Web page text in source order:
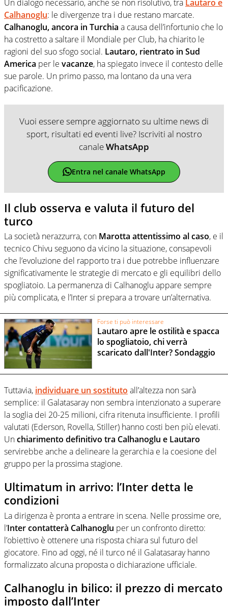
Un dialogo necessario, anche se non risolutivo, tra Lautaro e
Calhanoglu: le divergenze tra i due restano marcate.
Calhanoglu, ancora in Turchia a causa dell’infortunio che lo
ha costretto a saltare il Mondiale per Club, ha chiarito le
ragioni del suo sfogo social. Lautaro, rientrato in Sud
America per le vacanze, ha spiegato invece il contesto delle
sue parole. Un primo passo, ma lontano da una vera
pacificazione.
Vuoi essere sempre aggiornato su ultime news di
sport, risultati ed eventi live? Iscriviti al nostro
canaleWhatsApp
Entra nel canale WhatsApp
Il club osserva e valuta il futuro del
turco
La società nerazzurra, con Marotta attentissimo al caso, e il
tecnico Chivu seguono da vicino la situazione, consapevoli
che l’evoluzione del rapporto tra i due potrebbe influenzare
significativamente le strategie di mercato e gli equilibri dello
spogliatoio. La permanenza di Calhanoglu appare sempre
più complicata, e l’Inter si prepara a trovare un’alternativa.
Forse ti può interessare
Lautaro apre le ostilità e spacca
lo spogliatoio, chi verrà
scaricato dall'Inter? Sondaggio
Tuttavia, individuare un sostituto all’altezza non sarà
semplice: il Galatasaray non sembra intenzionato a superare
la soglia dei 20-25 milioni, cifra ritenuta insufficiente. I profili
valutati (Ederson, Rovella, Stiller) hanno costi ben più elevati.
Unchiarimento definitivo tra Calhanoglu e Lautaro
servirebbe anche a delineare la gerarchia e la coesione del
gruppo per la prossima stagione.
Ultimatum in arrivo: l’Inter detta le
condizioni
La dirigenza è pronta a entrare in scena. Nelle prossime ore,
l’Inter contatterà Calhanoglu per un confronto diretto:
l’obiettivo è ottenere una risposta chiara sul futuro del
giocatore. Fino ad oggi, né il turco né il Galatasaray hanno
formalizzato alcuna proposta o dichiarazione ufficiale.
Calhanoglu in bilico: il prezzo di mercato
imposto dall’Inter